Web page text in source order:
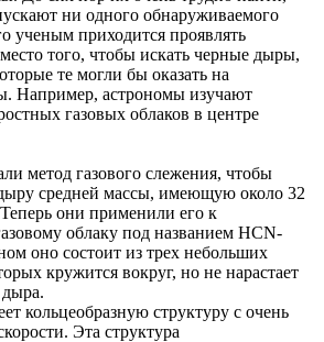
ни одного обнаруживаемого
ученым приходится проявлять
того, чтобы искать черные дыры,
те могли бы оказать на
Например, астрономы изучают
газовых облаков в центре
метод газового слежения, чтобы
средней массы, имеющую около 32
они применили его к
облаку под названием HCN-
оно состоит из трех небольших
кружится вокруг, но не нарастает
кольцеобразную структуру с очень
Эта структура